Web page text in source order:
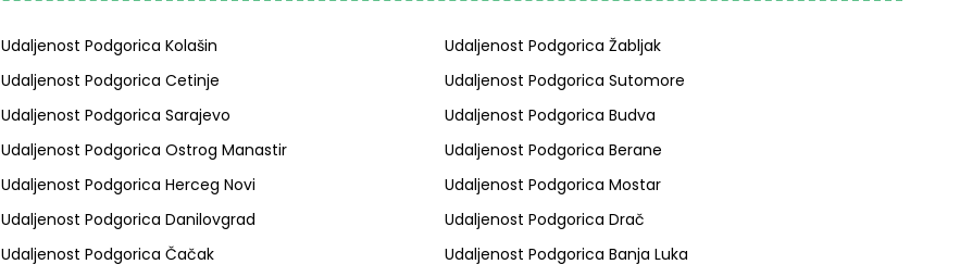
Udaljenost Podgorica Kolašin
Udaljenost Podgorica Žabljak
Udaljenost Podgorica Cetinje
Udaljenost Podgorica Sutomore
Udaljenost Podgorica Sarajevo
Udaljenost Podgorica Budva
Udaljenost Podgorica Ostrog Manastir
Udaljenost Podgorica Berane
Udaljenost Podgorica Herceg Novi
Udaljenost Podgorica Mostar
Udaljenost Podgorica Danilovgrad
Udaljenost Podgorica Drač
Udaljenost Podgorica Čačak
Udaljenost Podgorica Banja Luka